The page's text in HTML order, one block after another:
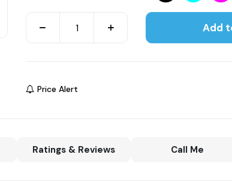
Add
Price Alert
Ratings & Reviews Call Me